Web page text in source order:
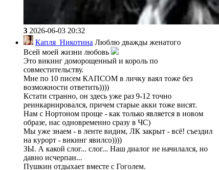
3 2026-06-03 20:32
Капля_Никотина Люблю дважды женатого
Всей моей жизни любовь
Это викинг доморощенный и король по
совместительству.
Мне по 10 писем КАПСОМ в личку ваял тоже без
возможности ответить))))
Кстати странно, он здесь уже раз 9-12 точно
реинкарнировался, причем старые акки тоже висят.
Нам с Нортоном проще - как только является в новом
образе, нас одновременно сразу в ЧС)
Мы уже знаем - в ленте видим, ЛК закрыт - всё! съездил
на курорт - викинг явилсо))))
ЗЫ. А какой слог... слог... Наш диалог не начилался, но
давно исчерпан...
Пушкин отдыхает вместе с Гоголем.